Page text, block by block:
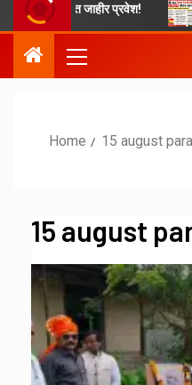
आघाडीत जाहीर प्रवेश!
Home 15 august
15 august